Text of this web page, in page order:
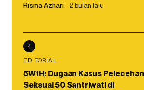
Risma Azhari 2 bulan lalu
4
EDITORIAL
5W1H: Dugaan Kasus Pelecehan
Seksual 50 Santriwati di